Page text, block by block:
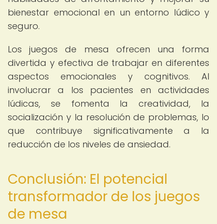
bienestar emocional en un entorno lúdico y
seguro.
Los juegos de mesa ofrecen una forma
divertida y efectiva de trabajar en diferentes
aspectos emocionales y cognitivos. Al
involucrar a los pacientes en actividades
lúdicas, se fomenta la creatividad, la
socialización y la resolución de problemas, lo
que contribuye significativamente a la
reducción de los niveles de ansiedad.
Conclusión: El potencial
transformador de los juegos
de mesa